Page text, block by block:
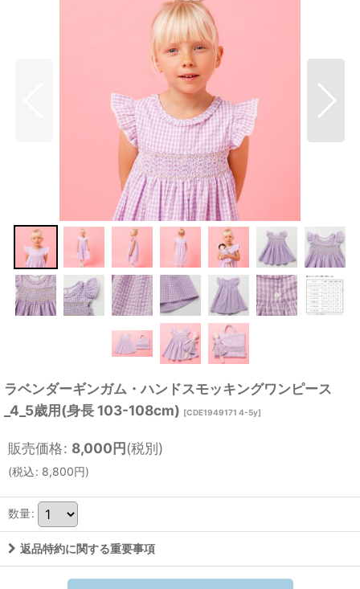
ラベンダーギンガム・ハンドスモッキングワンピース
_4_5歳用(身長 103-108cm) [CDE1949171 4-5y]
販売価格: 8,000円(税別)
(税込: 8,800円)
数量:
返品特約に関する重要事項